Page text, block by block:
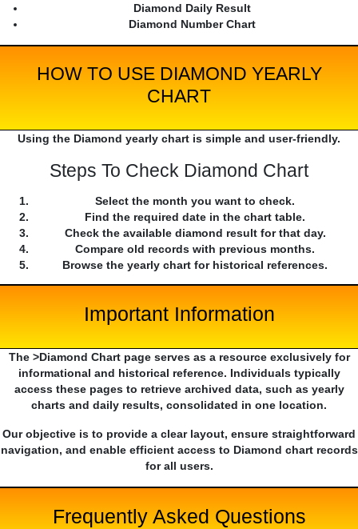
Diamond Daily Result
Diamond Number Chart
HOW TO USE DIAMOND YEARLY
CHART
Using the Diamond yearly chart is simple and user-friendly.
Steps To Check Diamond Chart
Select the month you want to check.
Find the required date in the chart table.
Check the available diamond result for that day.
Compare old records with previous months.
Browse the yearly chart for historical references.
Important Information
The >Diamond Chart page serves as a resource exclusively for
informational and historical reference. Individuals typically
access these pages to retrieve archived data, such as yearly
charts and daily results, consolidated in one location.
Our objective is to provide a clear layout, ensure straightforward
navigation, and enable efficient access to Diamond chart records
for all users.
Frequently Asked Questions